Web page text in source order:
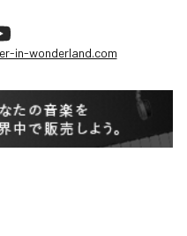
in-wonderland.com